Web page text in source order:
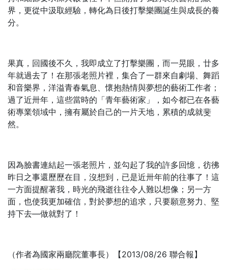
界，更從中汲取經驗，轉化為日後打擊樂團誕生與成長的養
分。
果真，回國後不久，我即成立了打擊樂團，而一晃眼，廿多
年就過去了！在那張老照片裡，集合了一群來自劇場、舞蹈
和音樂界，洋溢青春氣息、懷抱熱情與夢想的藝術工作者；
過了近卅年，這些當時的「青年藝術家」，如今都已在各藝
術專業領域中，擁有屬於自己的一片天地，累積的成就斐
然。
因為臉書連結起一張老照片，並勾起了我的許多回憶，彷彿
昨日之事還歷歷在目，沒想到，已是近卅年前的往事了！這
一方面提醒著我，時光的飛逝往往令人難以想像；另一方
面，也使我更加確信，對於夢想的追求，只要願意努力、堅
持下去—做就對了！
（作者為國家兩廳院董事長）【2013/08/26 聯合報】